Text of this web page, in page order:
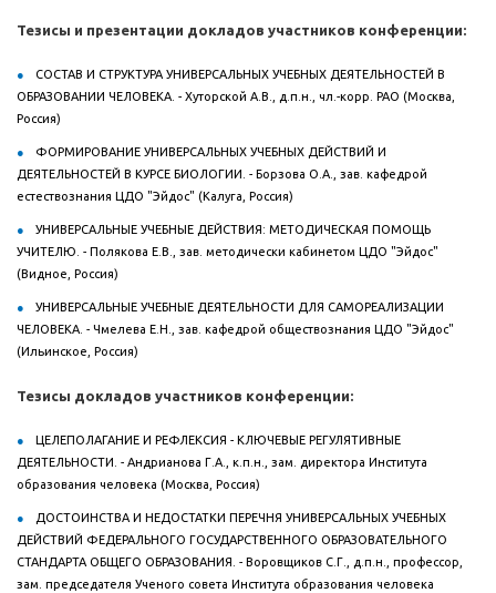
Тезисы и презентации докладов участников конференции:
СОСТАВ И СТРУКТУРА УНИВЕРСАЛЬНЫХ УЧЕБНЫХ ДЕЯТЕЛЬНОСТЕЙ В
ОБРАЗОВАНИИ ЧЕЛОВЕКА. - Хуторской А.В., д.п.н., чл.-корр. РАО (Москва,
Россия)
ФОРМИРОВАНИЕ УНИВЕРСАЛЬНЫХ УЧЕБНЫХ ДЕЙСТВИЙ И
ДЕЯТЕЛЬНОСТЕЙ В КУРСЕ БИОЛОГИИ. - Борзова О.А., зав. кафедрой
естествознания ЦДО "Эйдос" (Калуга, Россия)
УНИВЕРСАЛЬНЫЕ УЧЕБНЫЕ ДЕЙСТВИЯ: МЕТОДИЧЕСКАЯ ПОМОЩЬ
УЧИТЕЛЮ. - Полякова Е.В., зав. методически кабинетом ЦДО "Эйдос"
(Видное, Россия)
УНИВЕРСАЛЬНЫЕ УЧЕБНЫЕ ДЕЯТЕЛЬНОСТИ ДЛЯ САМОРЕАЛИЗАЦИИ
ЧЕЛОВЕКА. - Чмелева Е.Н., зав. кафедрой обществознания ЦДО "Эйдос"
(Ильинское, Россия)
Тезисы докладов участников конференции:
ЦЕЛЕПОЛАГАНИЕ И РЕФЛЕКСИЯ - КЛЮЧЕВЫЕ РЕГУЛЯТИВНЫЕ
ДЕЯТЕЛЬНОСТИ. - Андрианова Г.А., к.п.н., зам. директора Института
образования человека (Москва, Россия)
ДОСТОИНСТВА И НЕДОСТАТКИ ПЕРЕЧНЯ УНИВЕРСАЛЬНЫХ УЧЕБНЫХ
ДЕЙСТВИЙ ФЕДЕРАЛЬНОГО ГОСУДАРСТВЕННОГО ОБРАЗОВАТЕЛЬНОГО
СТАНДАРТА ОБЩЕГО ОБРАЗОВАНИЯ. - Воровщиков С.Г., д.п.н., профессор,
зам. председателя Ученого совета Института образования человека